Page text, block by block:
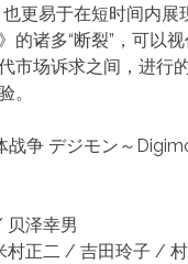
更易于在短时间内展
的诸多“断裂”，可以
市场诉求之间，进行
。
战争 デジモン～
贝泽幸男
村正二 / 吉田玲子 /